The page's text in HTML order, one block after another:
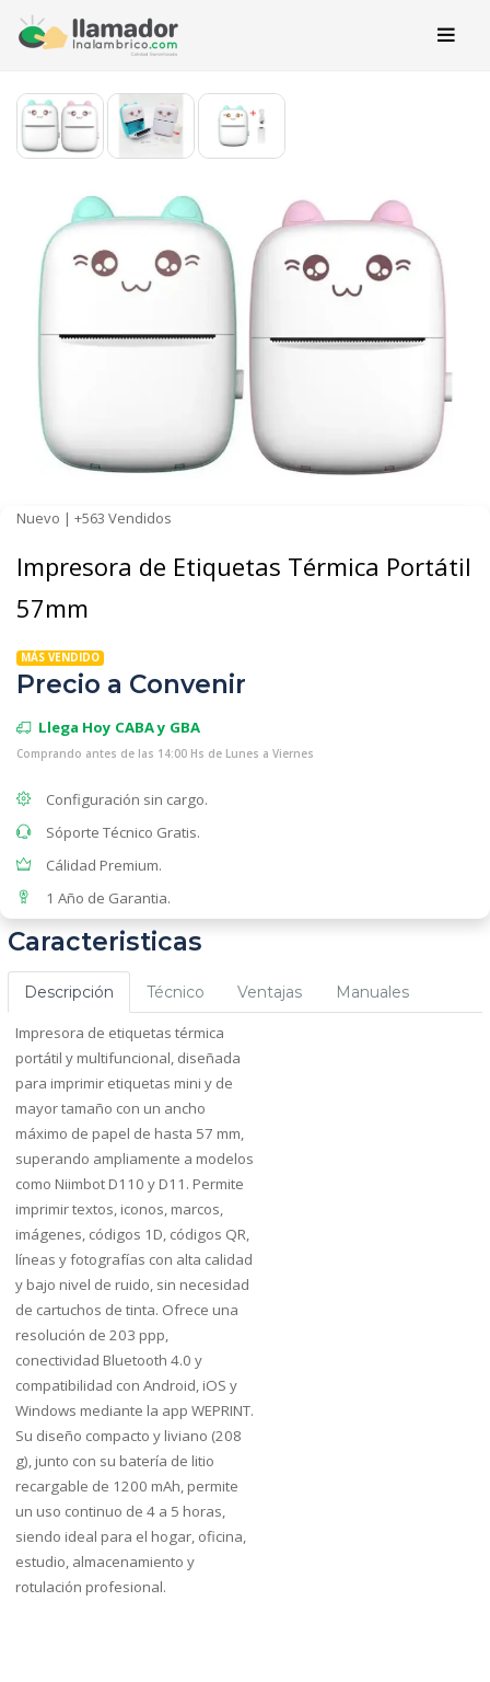
Nuevo | +563 Vendidos
Impresora de Etiquetas Térmica Portátil
57mm
MÁS VENDIDO
Precio a Convenir
Llega Hoy CABA y GBA
Comprando antes de las 14:00 Hs de Lunes a Viernes
Configuración sin cargo.
Sóporte Técnico Gratis.
Cálidad Premium.
1 Año de Garantia.
Caracteristicas
Descripción Técnico Ventajas Manuales
Impresora de etiquetas térmica
portátil y multifuncional, diseñada
para imprimir etiquetas mini y de
mayor tamaño con un ancho
máximo de papel de hasta 57 mm,
superando ampliamente a modelos
como Niimbot D110 y D11. Permite
imprimir textos, iconos, marcos,
imágenes, códigos 1D, códigos QR,
líneas y fotografías con alta calidad
y bajo nivel de ruido, sin necesidad
de cartuchos de tinta. Ofrece una
resolución de 203 ppp,
conectividad Bluetooth 4.0 y
compatibilidad con Android, iOS y
Windows mediante la app WEPRINT.
Su diseño compacto y liviano (208
g), junto con su batería de litio
recargable de 1200 mAh, permite
un uso continuo de 4 a 5 horas,
siendo ideal para el hogar, oficina,
estudio, almacenamiento y
rotulación profesional.